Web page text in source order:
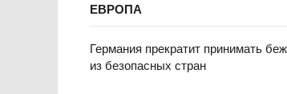
ЕВРОПА
Германия прекратит принимать
из безопасных стран